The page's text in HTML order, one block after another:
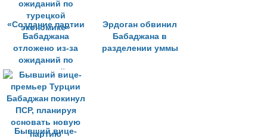
«Создание партии
Бабаджана
отложено из-за
ожиданий по
турецкой
экономике»
Эрдоган обвинил
Бабаджана в
разделении уммы
Бывший вице-